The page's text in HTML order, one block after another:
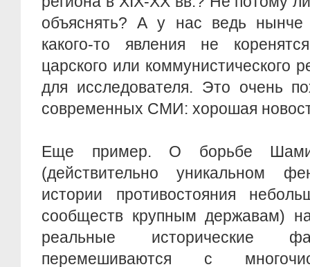
объяснять? А у нас ведь
какого-то явления не
царского или коммунистического
для исследователя. Это очень
современных СМИ: хорошая
Еще пример. О борьбе
(действительно уникальном
истории противостояния
сообществ крупным державам)
реальные исторические
перемешиваются с